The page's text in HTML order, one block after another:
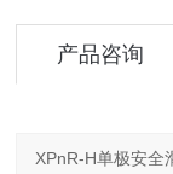
产品咨询